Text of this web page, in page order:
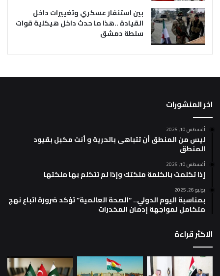
بين استنفار عسكري وتغييرات داخل
القيادة ..هذا ما حدث داخل هيكلية قوات
سلطة دمشق
اخر المنشورات
أغسطس 10, 2025
ليس من المنطق أن تتباهى بالحرية و أنت مكبل بقيود
المنطق
أغسطس 10, 2025
إذا تكلمت بالكلمة ملكتك وإذا لم تتكلم بها ملكتها
يونيو 26, 2025
بمناسبة اليوم الدولي.. “الصحة العالمية” تؤكد ضرورة اتباع نهج
متكامل لمواجهة إدمان المخدرات
الاكثر قراءة